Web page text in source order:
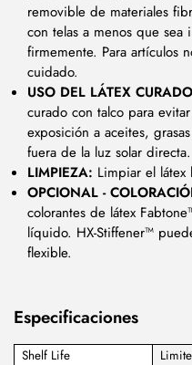
removible de materiales
con telas a menos que
firmemente. Para artículos
cuidado.
USO DEL LÁTEX
curado con talco para
exposición a aceites,
fuera de la luz solar directa.
LIMPIEZA: Limpiar el
OPCIONAL -
colorantes de látex
líquido. HX-Stiffener™
flexible.
Especificaciones
Shelf Life